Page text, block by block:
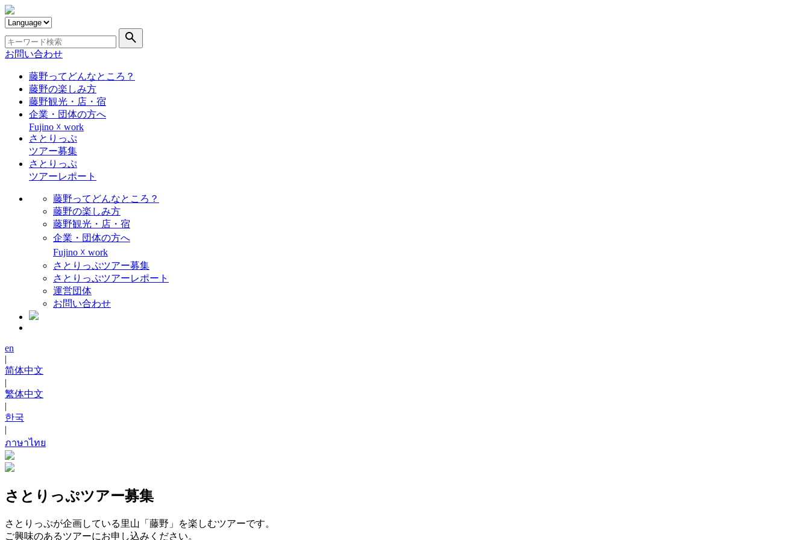
search
お問い合わせ
藤野ってどんなところ？
藤野の楽しみ方
藤野観光・店・宿
企業・団体の方へ
Fujino ☓ work
さとりっぷ
ツアー募集
さとりっぷ
ツアーレポート
藤野ってどんなところ？
藤野の楽しみ方
藤野観光・店・宿
企業・団体の方へ
Fujino ☓ work
さとりっぷツアー募集
さとりっぷツアーレポート
運営団体
お問い合わせ
en
|
简体中文
|
繁体中文
|
한국
|
ภาษาไทย
さとりっぷツアー募集
さとりっぷが企画している里山「藤野」を楽しむツアーです。
ご興味のあるツアーにお申し込みください。